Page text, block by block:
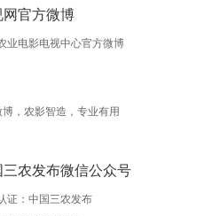
网官方微博
业电影电视中心官方微博
，农影智造，专业有用
三农发布微信公众号
证：中国三农发布